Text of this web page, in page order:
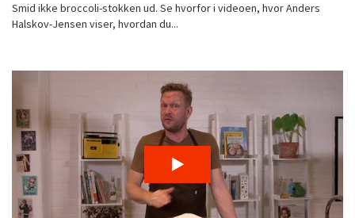
Smid ikke broccoli-stokken ud. Se hvorfor i videoen, hvor Anders
Halskov-Jensen viser, hvordan du...